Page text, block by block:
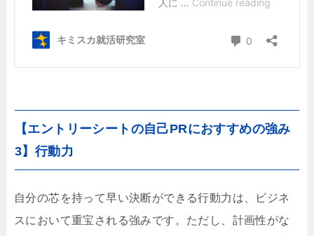
【エントリーシートの自己PRにおすすめの強み
3】行動力
自分の芯を持って早い決断ができる行動力は、ビジネ
スにおいて重宝される強みです。ただし、計画性がな